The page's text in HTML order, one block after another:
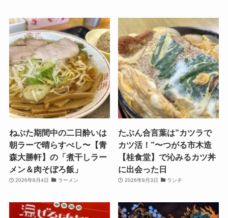
ねぶた期間中の二日酔いは
朝ラーで晴らすべし〜【青
森大勝軒】の「煮干しラー
メン＆肉そぼろ飯」
2026年8月4日 ラーメン
たぶん合言葉は”カツラで
カツ活！”〜つがる市木造
【桂食堂】で沁みるカツ丼
に出会った日
2026年8月3日 ランチ